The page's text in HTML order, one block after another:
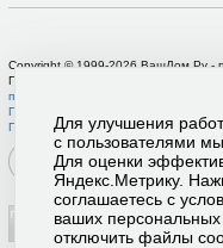
Copyright © 1999-2026 ВашДом.Ру -
По вопросам связанным с работой
поддержки
Политика в отношении обработки
Пользовательское соглашение
Для улучшения
с пользователями
Для оценки
Яндекс.Метрику.
соглашаетесь с
ваших
отключить файлы